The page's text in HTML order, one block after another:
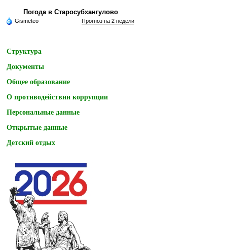
Погода в Старосубхангулово
Gismeteo Прогноз на 2 недели
Структура
Документы
Общее образование
О противодействии коррупции
Персональные данные
Открытые данные
Детский отдых